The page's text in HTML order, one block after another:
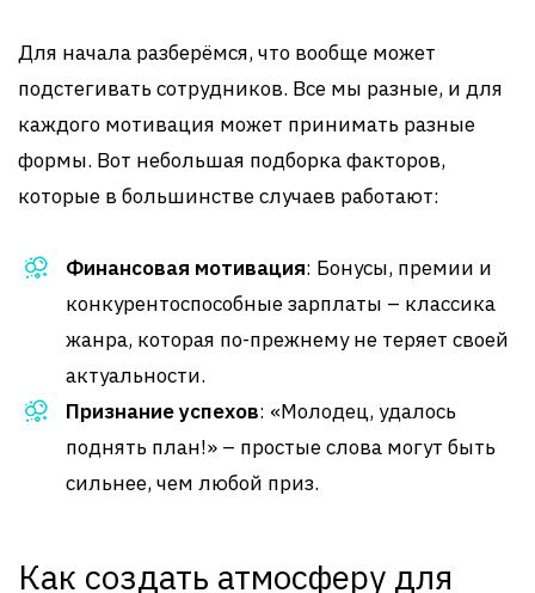
Для начала разберёмся, что вообще может
подстегивать сотрудников. Все мы разные, и для
каждого мотивация может принимать разные
формы. Вот небольшая подборка факторов,
которые в большинстве случаев работают:
Финансовая мотивация: Бонусы, премии и
конкурентоспособные зарплаты – классика
жанра, которая по-прежнему не теряет своей
актуальности.
Признание успехов: «Молодец, удалось
поднять план!» – простые слова могут быть
сильнее, чем любой приз.
Как создать атмосферу для